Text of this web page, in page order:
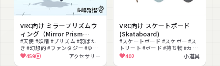
VRC向け ミラープリズムウ
ィング（Mirror Prism
Wing）
#天使 #妖精 #プリズム #羽ばた
き #幻想的 #ファンタジー #ゆめ
かわいい #透明感 #キラキラ #撮
459 アクセサリー
VRC向け スケートボード
(Skataboard)
#スケートボード #スケボー #ス
トリート #ボード #持ち物 #カラ
フル #撮影向け #スポーティ
402 小道具